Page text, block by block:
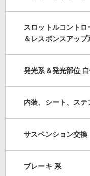
スロットルコント
＆レスポンスアップ
発光系＆発光部位
内装、シート、ステ
サスペンション交換
ブレーキ 系